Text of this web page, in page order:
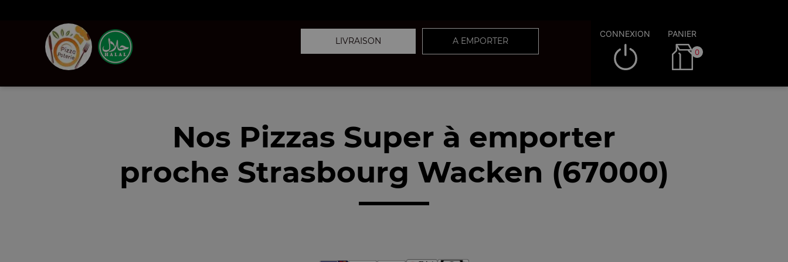
LIVRAISON A EMPORTER
CONNEXION PANIER
0
Nos Pizzas Super à emporter
proche Strasbourg Wacken (67000)